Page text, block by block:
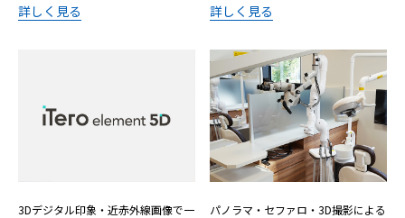
詳しく見る 詳しく見る
3Dデジタル印象・近赤外線画像で一
パノラマ・セファロ・3D撮影による